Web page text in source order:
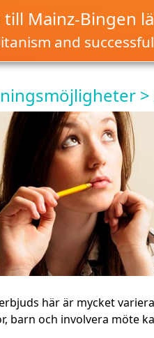
Mainz-Bingen
and
här är mycket
barn och involvera möte